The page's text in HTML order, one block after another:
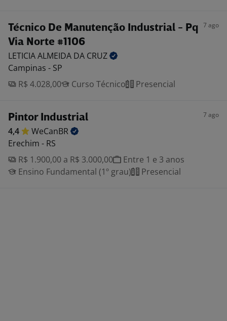
Técnico De Manutenção Industrial - Pq
Via Norte #1106
7 ago
LETICIA ALMEIDA DA CRUZ
Campinas - SP
R$ 4.028,00
Curso Técnico Presencial
Pintor Industrial 7 ago
4,4
WeCanBR
Erechim - RS
R$ 1.900,00 a R$ 3.000,00
Entre 1 e 3 anos
Ensino Fundamental (1º grau)
Presencial